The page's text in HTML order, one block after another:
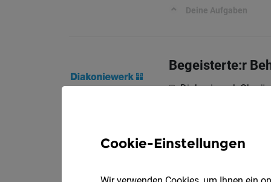
Deine Aufgaben
Begeisterte:r
Diakoniewerk
Cookie-Einstellungen